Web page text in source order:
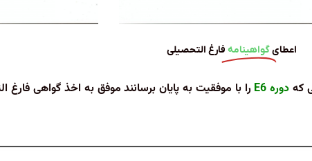
اعطایگواهینامه فارغ التحصیلی
که دوره E6 را با موفقیت به پایان برسانند موفق به اخذ گواهی فارغ